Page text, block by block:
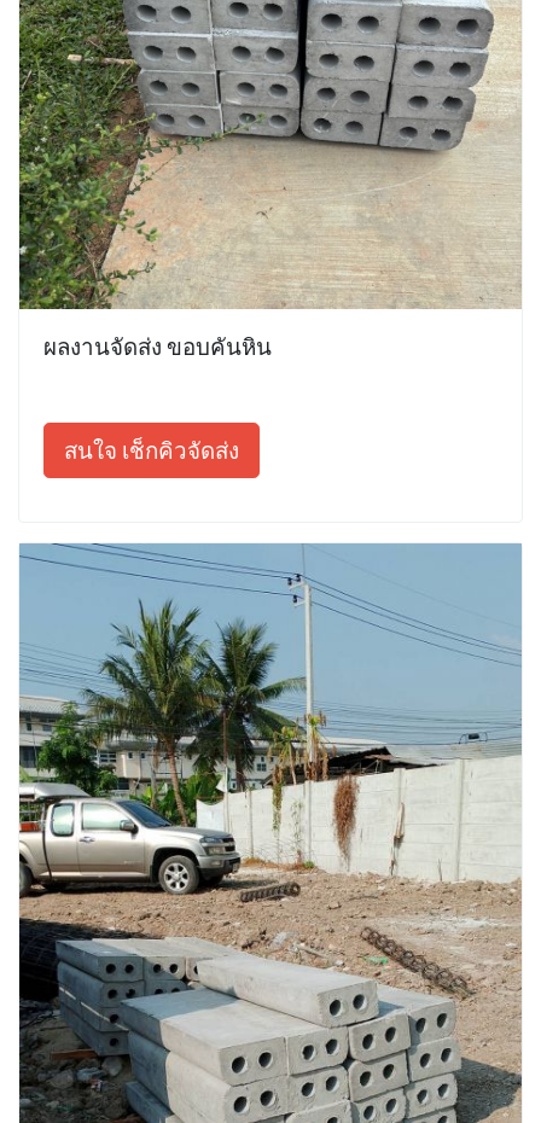
ผลงานจัดส่ง ขอบคันหิน
สนใจ เช็กคิวจัดส่ง